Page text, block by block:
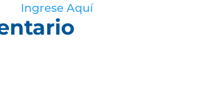
Ingrese Aquí